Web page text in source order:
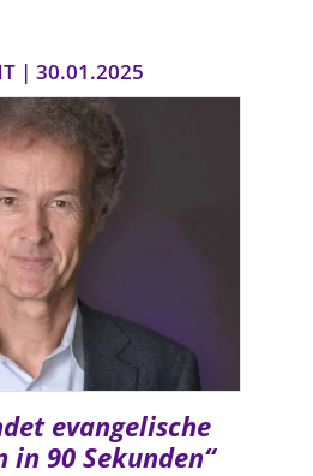
| 30.01.2025
evangelische
in 90 Sekunden“